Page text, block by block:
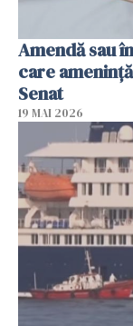
Amendă sau
care
Senat
19 MAI 2026